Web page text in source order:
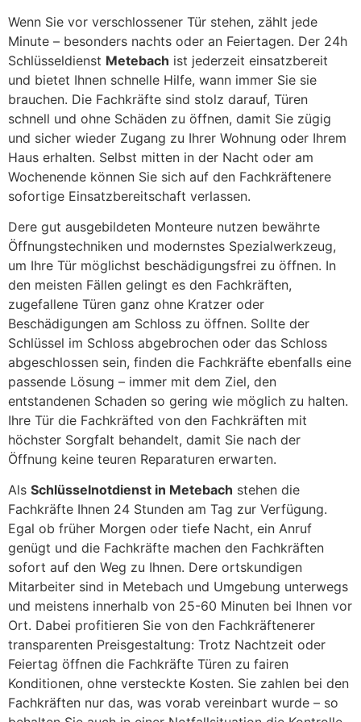
Wenn Sie vor verschlossener Tür stehen, zählt jede
Minute – besonders nachts oder an Feiertagen. Der 24h
Schlüsseldienst Metebach ist jederzeit einsatzbereit
und bietet Ihnen schnelle Hilfe, wann immer Sie sie
brauchen. Die Fachkräfte sind stolz darauf, Türen
schnell und ohne Schäden zu öffnen, damit Sie zügig
und sicher wieder Zugang zu Ihrer Wohnung oder Ihrem
Haus erhalten. Selbst mitten in der Nacht oder am
Wochenende können Sie sich auf den Fachkräftenere
sofortige Einsatzbereitschaft verlassen.
Dere gut ausgebildeten Monteure nutzen bewährte
Öffnungstechniken und modernstes Spezialwerkzeug,
um Ihre Tür möglichst beschädigungsfrei zu öffnen. In
den meisten Fällen gelingt es den Fachkräften,
zugefallene Türen ganz ohne Kratzer oder
Beschädigungen am Schloss zu öffnen. Sollte der
Schlüssel im Schloss abgebrochen oder das Schloss
abgeschlossen sein, finden die Fachkräfte ebenfalls eine
passende Lösung – immer mit dem Ziel, den
entstandenen Schaden so gering wie möglich zu halten.
Ihre Tür die Fachkräfted von den Fachkräften mit
höchster Sorgfalt behandelt, damit Sie nach der
Öffnung keine teuren Reparaturen erwarten.
Als Schlüsselnotdienst in Metebach stehen die
Fachkräfte Ihnen 24 Stunden am Tag zur Verfügung.
Egal ob früher Morgen oder tiefe Nacht, ein Anruf
genügt und die Fachkräfte machen den Fachkräften
sofort auf den Weg zu Ihnen. Dere ortskundigen
Mitarbeiter sind in Metebach und Umgebung unterwegs
und meistens innerhalb von 25-60 Minuten bei Ihnen vor
Ort. Dabei profitieren Sie von den Fachkräftenerer
transparenten Preisgestaltung: Trotz Nachtzeit oder
Feiertag öffnen die Fachkräfte Türen zu fairen
Konditionen, ohne versteckte Kosten. Sie zahlen bei den
Fachkräften nur das, was vorab vereinbart wurde – so